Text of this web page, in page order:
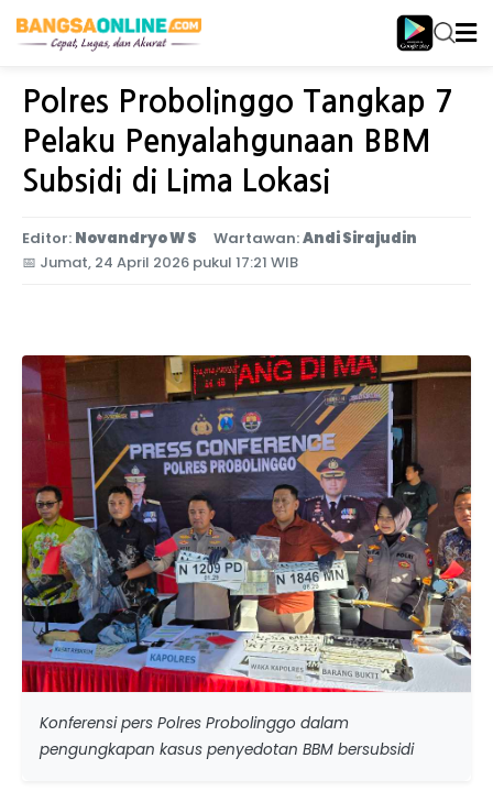
Home Jawa Timur
Polres Probolinggo Tangkap 7
Pelaku Penyalahgunaan BBM
Subsidi di Lima Lokasi
Editor: Novandryo W S Wartawan:Andi Sirajudin
📅 Jumat, 24 April 2026 pukul 17:21 WIB
Konferensi pers Polres Probolinggo dalam
pengungkapan kasus penyedotan BBM bersubsidi